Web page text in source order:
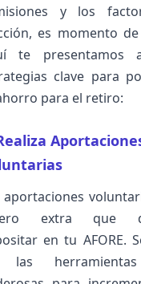
y los
es momento de
te presentamos
clave para
para el retiro:
aportaciones
extra que
en tu AFORE.
las